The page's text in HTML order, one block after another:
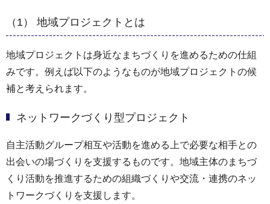
（1） 地域プロジェクトとは
地域プロジェクトは身近なまちづくりを進めるための仕組
みです。例えば以下のようなものが地域プロジェクトの候
補と考えられます。
ネットワークづくり型プロジェクト
自主活動グループ相互や活動を進める上で必要な相手との
出会いの場づくりを支援するものです。地域主体のまちづ
くり活動を推進するための組織づくりや交流・連携のネッ
トワークづくりを支援します。